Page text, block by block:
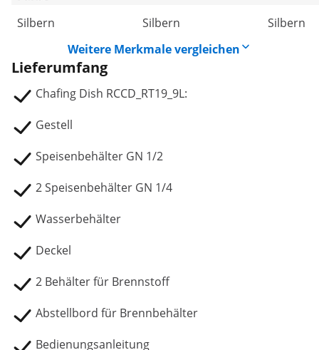
Silbern
Silbern
Silbern
Weitere Merkmale vergleichen
Lieferumfang
Chafing Dish RCCD_RT19_9L:
Gestell
Speisenbehälter GN 1/2
2 Speisenbehälter GN 1/4
Wasserbehälter
Deckel
2 Behälter für Brennstoff
Abstellbord für Brennbehälter
Bedienungsanleitung